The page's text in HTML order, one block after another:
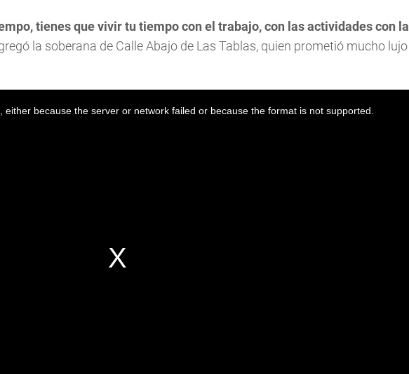
tienes que vivir tu tiempo con el trabajo, con las actividades con la
la soberana de Calle Abajo de Las Tablas, quien prometió mucho lujo